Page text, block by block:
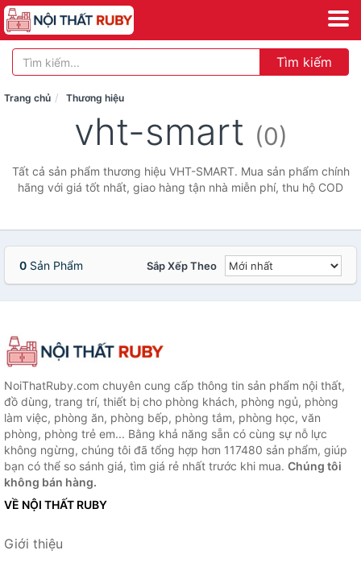
Tìm kiếm
Trang chủ Thương hiệu
vht-smart (0)
Tất cả sản phẩm thương hiệu VHT-SMART. Mua sản phẩm chính
hãng với giá tốt nhất, giao hàng tận nhà miễn phí, thu hộ COD
0 Sản Phẩm Sắp Xếp Theo
NoiThatRuby.com chuyên cung cấp thông tin sản phẩm nội thất,
đồ dùng, trang trí, thiết bị cho phòng khách, phòng ngủ, phòng
làm việc, phòng ăn, phòng bếp, phòng tắm, phòng học, văn
phòng, phòng trẻ em... Bằng khả năng sẵn có cùng sự nỗ lực
không ngừng, chúng tôi đã tổng hợp hơn 117480 sản phẩm, giúp
bạn có thể so sánh giá, tìm giá rẻ nhất trước khi mua. Chúng tôi
không bán hàng.
VỀ NỘI THẤT RUBY
Giới thiệu